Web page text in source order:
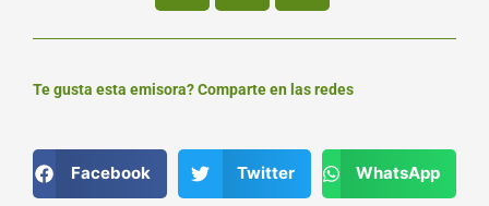
Te gusta esta emisora? Comparte en las redes
Facebook Twitter WhatsApp